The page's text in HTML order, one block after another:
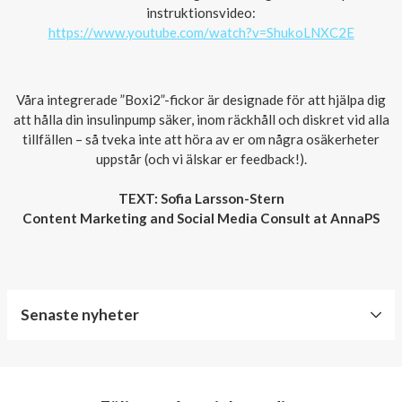
instruktionsvideo:
https://www.youtube.com/watch?v=ShukoLNXC2E
Våra integrerade ”Boxi2”-fickor är designade för att hjälpa dig
att hålla din insulinpump säker, inom räckhåll och diskret vid alla
tillfällen – så tveka inte att höra av er om några osäkerheter
uppstår (och vi älskar er feedback!).
TEXT: Sofia Larsson-Stern
Content Marketing and Social Media Consult at AnnaPS
Senaste nyheter